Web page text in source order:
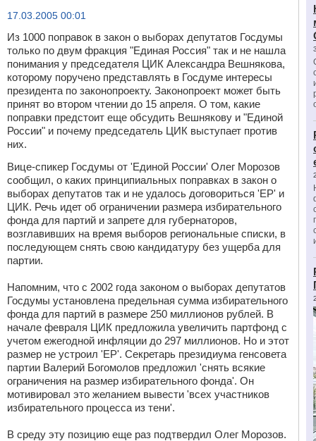
17.03.2005 00:01
Из 1000 поправок в закон о выборах депутатов Госдумы
только по двум фракция "Единая Россия" так и не нашла
понимания у председателя ЦИК Александра Вешнякова,
которому поручено представлять в Госдуме интересы
президента по законопроекту. Законопроект может быть
принят во втором чтении до 15 апреля. О том, какие
поправки предстоит еще обсудить Вешнякову и "Единой
России" и почему председатель ЦИК выступает против
них.
Вице-спикер Госдумы от 'Единой России' Олег Морозов
сообщил, о каких принципиальных поправках в закон о
выборах депутатов так и не удалось договориться 'ЕР' и
ЦИК. Речь идет об ограничении размера избирательного
фонда для партий и запрете для губернаторов,
возглавивших на время выборов региональные списки, в
последующем снять свою кандидатуру без ущерба для
партии.
Напомним, что с 2002 года законом о выборах депутатов
Госдумы установлена предельная сумма избирательного
фонда для партий в размере 250 миллионов рублей. В
начале февраля ЦИК предложила увеличить партфонд с
учетом ежегодной инфляции до 297 миллионов. Но и этот
размер не устроил 'ЕР'. Секретарь президиума генсовета
партии Валерий Богомолов предложил 'снять всякие
ограничения на размер избирательного фонда'. Он
мотивировал это желанием вывести 'всех участников
избирательного процесса из тени'.
В среду эту позицию еще раз подтвердил Олег Морозов.